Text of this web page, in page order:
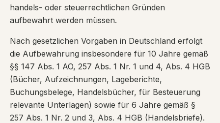
handels- oder steuerrechtlichen Gründen
aufbewahrt werden müssen.
Nach gesetzlichen Vorgaben in Deutschland erfolgt
die Aufbewahrung insbesondere für 10 Jahre gemäß
§§ 147 Abs. 1 AO, 257 Abs. 1 Nr. 1 und 4, Abs. 4 HGB
(Bücher, Aufzeichnungen, Lageberichte,
Buchungsbelege, Handelsbücher, für Besteuerung
relevante Unterlagen) sowie für 6 Jahre gemäß §
257 Abs. 1 Nr. 2 und 3, Abs. 4 HGB (Handelsbriefe).